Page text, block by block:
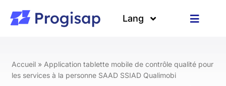
contenu
Toggle
A propos
Lang
Accueil » Application tablette mobile de contrôle qualité pour
les services à la personne SAAD SSIAD Qualimobi